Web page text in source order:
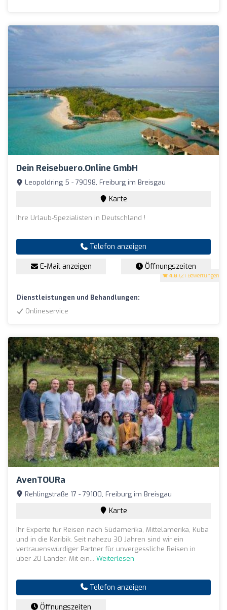
Dein Reisebuero.online GmbH
4.8 (21 Bewertungen)
Leopoldring 5 - 79098, Freiburg im Breisgau
Karte
Ihre Urlaub-Spezialisten in Deutschland !
Telefon anzeigen
E-Mail anzeigen Öffnungszeiten
Dienstleistungen und Behandlungen:
Onlineservice
AvenTOURa
Rehlingstraße 17 - 79100, Freiburg im Breisgau
Karte
Ihr Experte für Reisen nach Südamerika, Mittelamerika, Kuba
und in die Karibik. Seit nahezu 30 Jahren sind wir ein
vertrauenswürdiger Partner für unvergessliche Reisen in
über 20 Länder. Mit ein... Weiterlesen
Telefon anzeigen
Öffnungszeiten